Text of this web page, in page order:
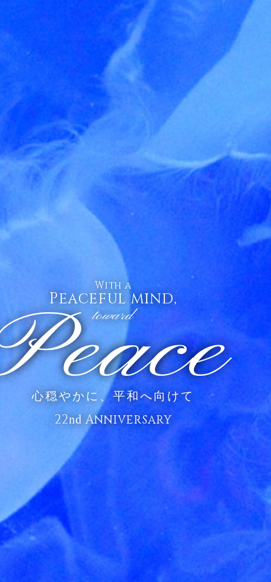
With a
Peaceful mind,
toward
心穏やかに、平和へ向けて
22nd Anniversary